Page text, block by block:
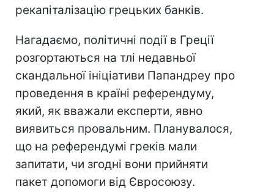
рекапіталізацію грецьких банків.
Нагадаємо, політичні події в Греції
розгортаються на тлі недавньої
скандальної ініціативи Папандреу про
проведення в країні референдуму,
який, як вважали експерти, явно
виявиться провальним. Планувалося,
що на референдумі греків мали
запитати, чи згодні вони прийняти
пакет допомоги від Євросоюзу.